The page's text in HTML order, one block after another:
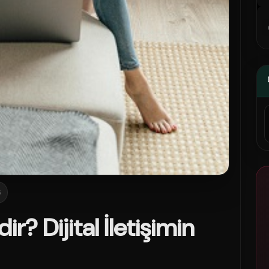
Dijital İletişimin